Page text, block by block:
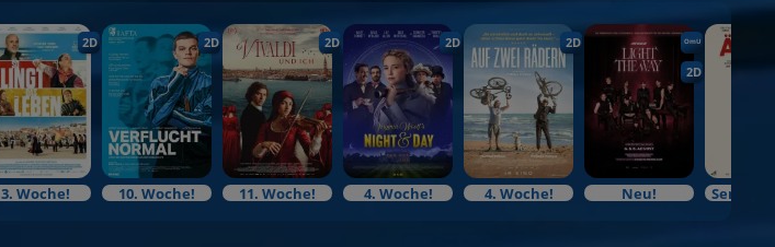
2D
3. Woche!
2D
10. Woche!
2D
11. Woche!
2D
4. Woche!
2D
4. Woche!
OmU
2D
Neu!